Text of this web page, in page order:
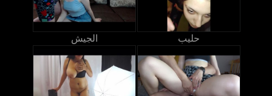
الجيش حليب